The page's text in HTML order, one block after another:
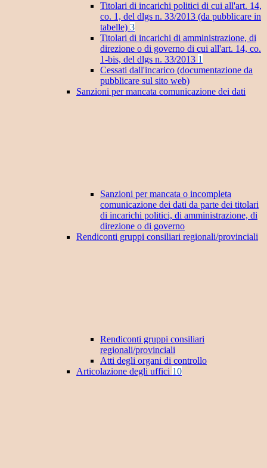
Titolari di incarichi politici di cui all'art. 14,
co. 1, del dlgs n. 33/2013 (da pubblicare in
tabelle) 3
Titolari di incarichi di amministrazione, di
direzione o di governo di cui all'art. 14, co.
1-bis, del dlgs n. 33/2013 1
Cessati dall'incarico (documentazione da
pubblicare sul sito web)
Sanzioni per mancata comunicazione dei dati
Sanzioni per mancata o incompleta
comunicazione dei dati da parte dei titolari
di incarichi politici, di amministrazione, di
direzione o di governo
Rendiconti gruppi consiliari regionali/provinciali
Rendiconti gruppi consiliari
regionali/provinciali
Atti degli organi di controllo
Articolazione degli uffici 10